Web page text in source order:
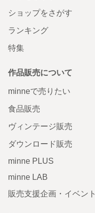
ショップをさがす
ランキング
特集
作品販売について
minneで売りたい
食品販売
ヴィンテージ販売
ダウンロード販売
minne PLUS
minne LAB
販売支援企画・イベント